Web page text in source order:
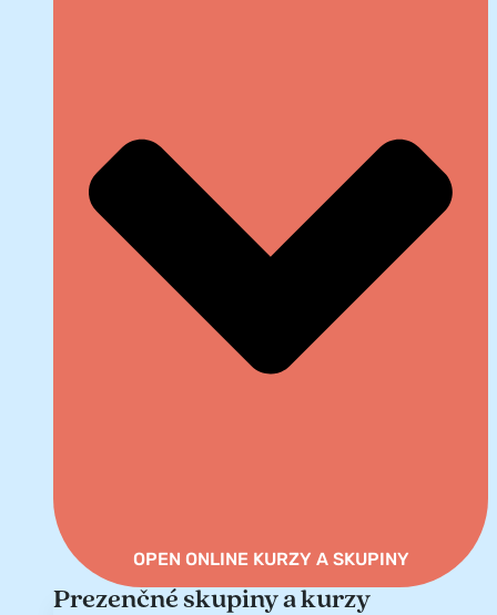
OPEN ONLINE KURZY A SKUPINY
Prezenčné skupiny a kurzy